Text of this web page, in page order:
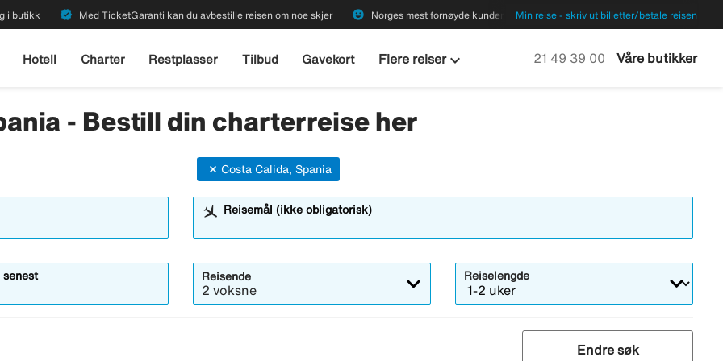
i butikk verified Med TicketGaranti kan du avbestille reisen om noe skjer emoji_emotions Norges mest fornøyde kunder Min reise - skriv ut billetter/betale reisen
Hotell Charter Restplasser Tilbud Gavekort Flere reiserkeyboard_arrow_down Ring oss på
21 49 39 00 Våre butikker
- Bestill din charterreise her
Reisemål (ikke obligatorisk)
Costa Calida, Spania
senest Reisende
2 voksne
Reiselengde
Endre søk